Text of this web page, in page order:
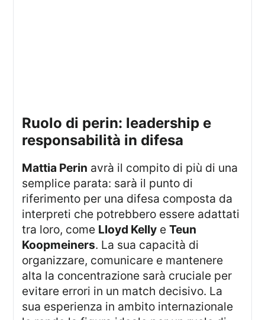
ruolo di perin: leadership e
responsabilità in difesa
Mattia Perin avrà il compito di più di una
semplice parata: sarà il punto di
riferimento per una difesa composta da
interpreti che potrebbero essere adattati
tra loro, come Lloyd Kelly eTeun
Koopmeiners. La sua capacità di
organizzare, comunicare e mantenere
alta la concentrazione sarà cruciale per
evitare errori in un match decisivo. La
sua esperienza in ambito internazionale